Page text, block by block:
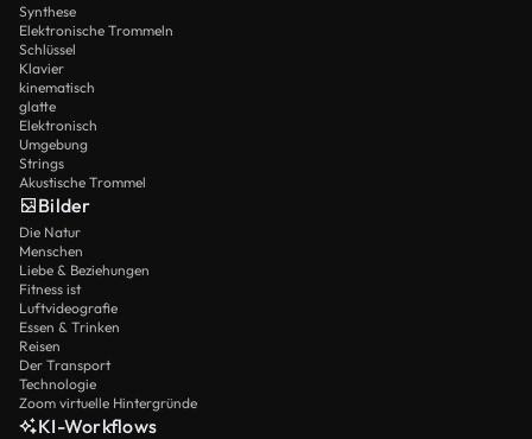
Synthese
Elektronische Trommeln
Schlüssel
Klavier
kinematisch
glatte
Elektronisch
Umgebung
Strings
Akustische Trommel
Bilder
Die Natur
Menschen
Liebe & Beziehungen
Fitness ist
Luftvideografie
Essen & Trinken
Reisen
Der Transport
Technologie
Zoom virtuelle Hintergründe
KI-Workflows